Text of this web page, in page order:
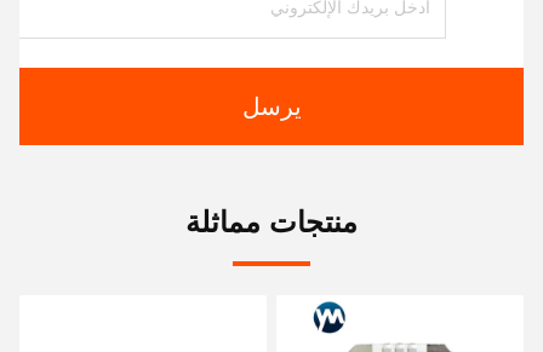
يرسل
منتجات مماثلة